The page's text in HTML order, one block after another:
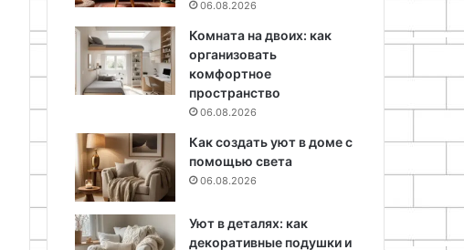
06.08.2026
Комната на двоих: как
организовать
комфортное
пространство
06.08.2026
Как создать уют в доме с
помощью света
06.08.2026
Уют в деталях: как
декоративные подушки и